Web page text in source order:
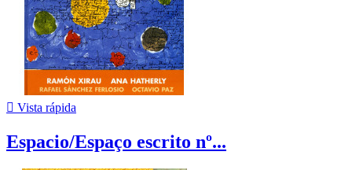
 Vista rápida
Espacio/Espaço escrito nº...